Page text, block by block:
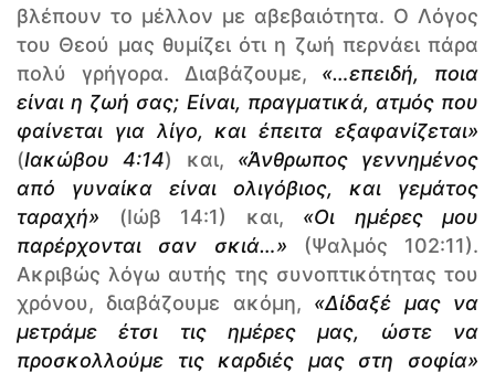
βλέπουν το μέλλον με αβεβαιότητα. Ο Λόγος
του Θεού μας θυμίζει ότι η ζωή περνάει πάρα
πολύ γρήγορα. Διαβάζουμε, «…επειδή, ποια
είναι η ζωή σας; Είναι, πραγματικά, ατμός που
φαίνεται για λίγο, και έπειτα εξαφανίζεται»
(Ιακώβου 4:14) και, «Άνθρωπος γεννημένος
από γυναίκα είναι ολιγόβιος, και γεμάτος
ταραχή» (Ιώβ 14:1) και, «Οι ημέρες μου
παρέρχονται σαν σκιά…» (Ψαλμός 102:11).
Ακριβώς λόγω αυτής της συνοπτικότητας του
χρόνου, διαβάζουμε ακόμη, «Δίδαξέ μας να
μετράμε έτσι τις ημέρες μας, ώστε να
προσκολλούμε τις καρδιές μας στη σοφία»